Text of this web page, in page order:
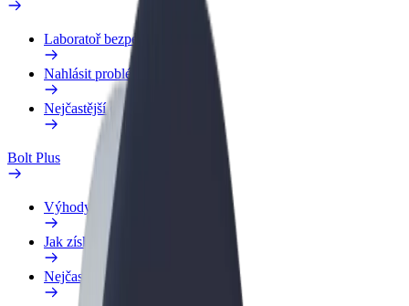
Laboratoř bezpečnosti
Nahlásit problém
Nejčastější otázky
Bolt Plus
Výhody
Jak získat členství
Nejčastější otázky